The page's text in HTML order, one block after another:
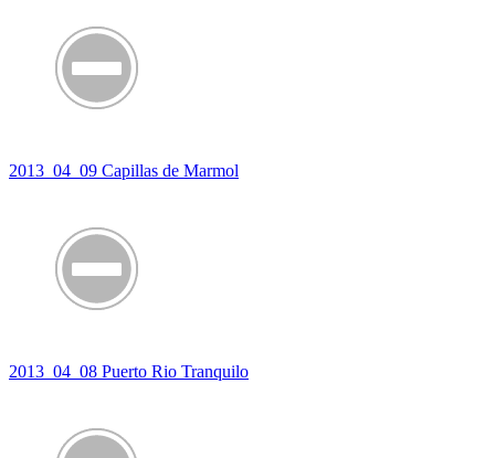
2013_04_09 Capillas de Marmol
2013_04_08 Puerto Rio Tranquilo